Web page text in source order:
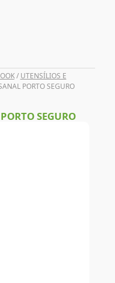
/ UTENSÍLIOS E
PORTO SEGURO
SEGURO